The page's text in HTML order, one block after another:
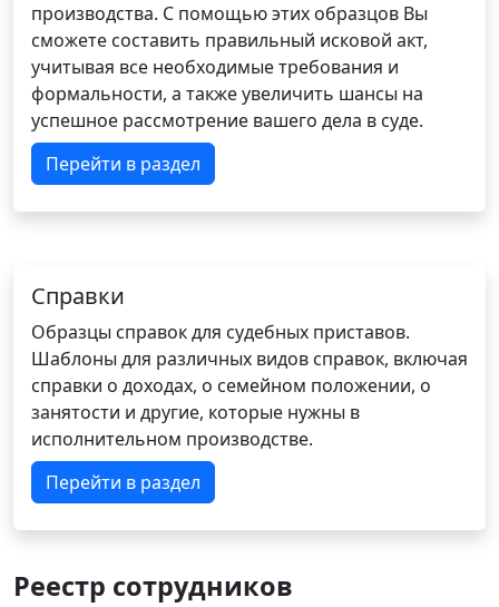
производства. С помощью этих образцов Вы
сможете составить правильный исковой акт,
учитывая все необходимые требования и
формальности, а также увеличить шансы на
успешное рассмотрение вашего дела в суде.
Перейти в раздел
Справки
Образцы справок для судебных приставов.
Шаблоны для различных видов справок, включая
справки о доходах, о семейном положении, о
занятости и другие, которые нужны в
исполнительном производстве.
Перейти в раздел
Реестр сотрудников